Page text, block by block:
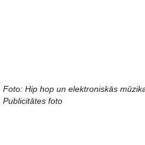
Foto: Hip hop un elektroniskās
Publicitātes foto